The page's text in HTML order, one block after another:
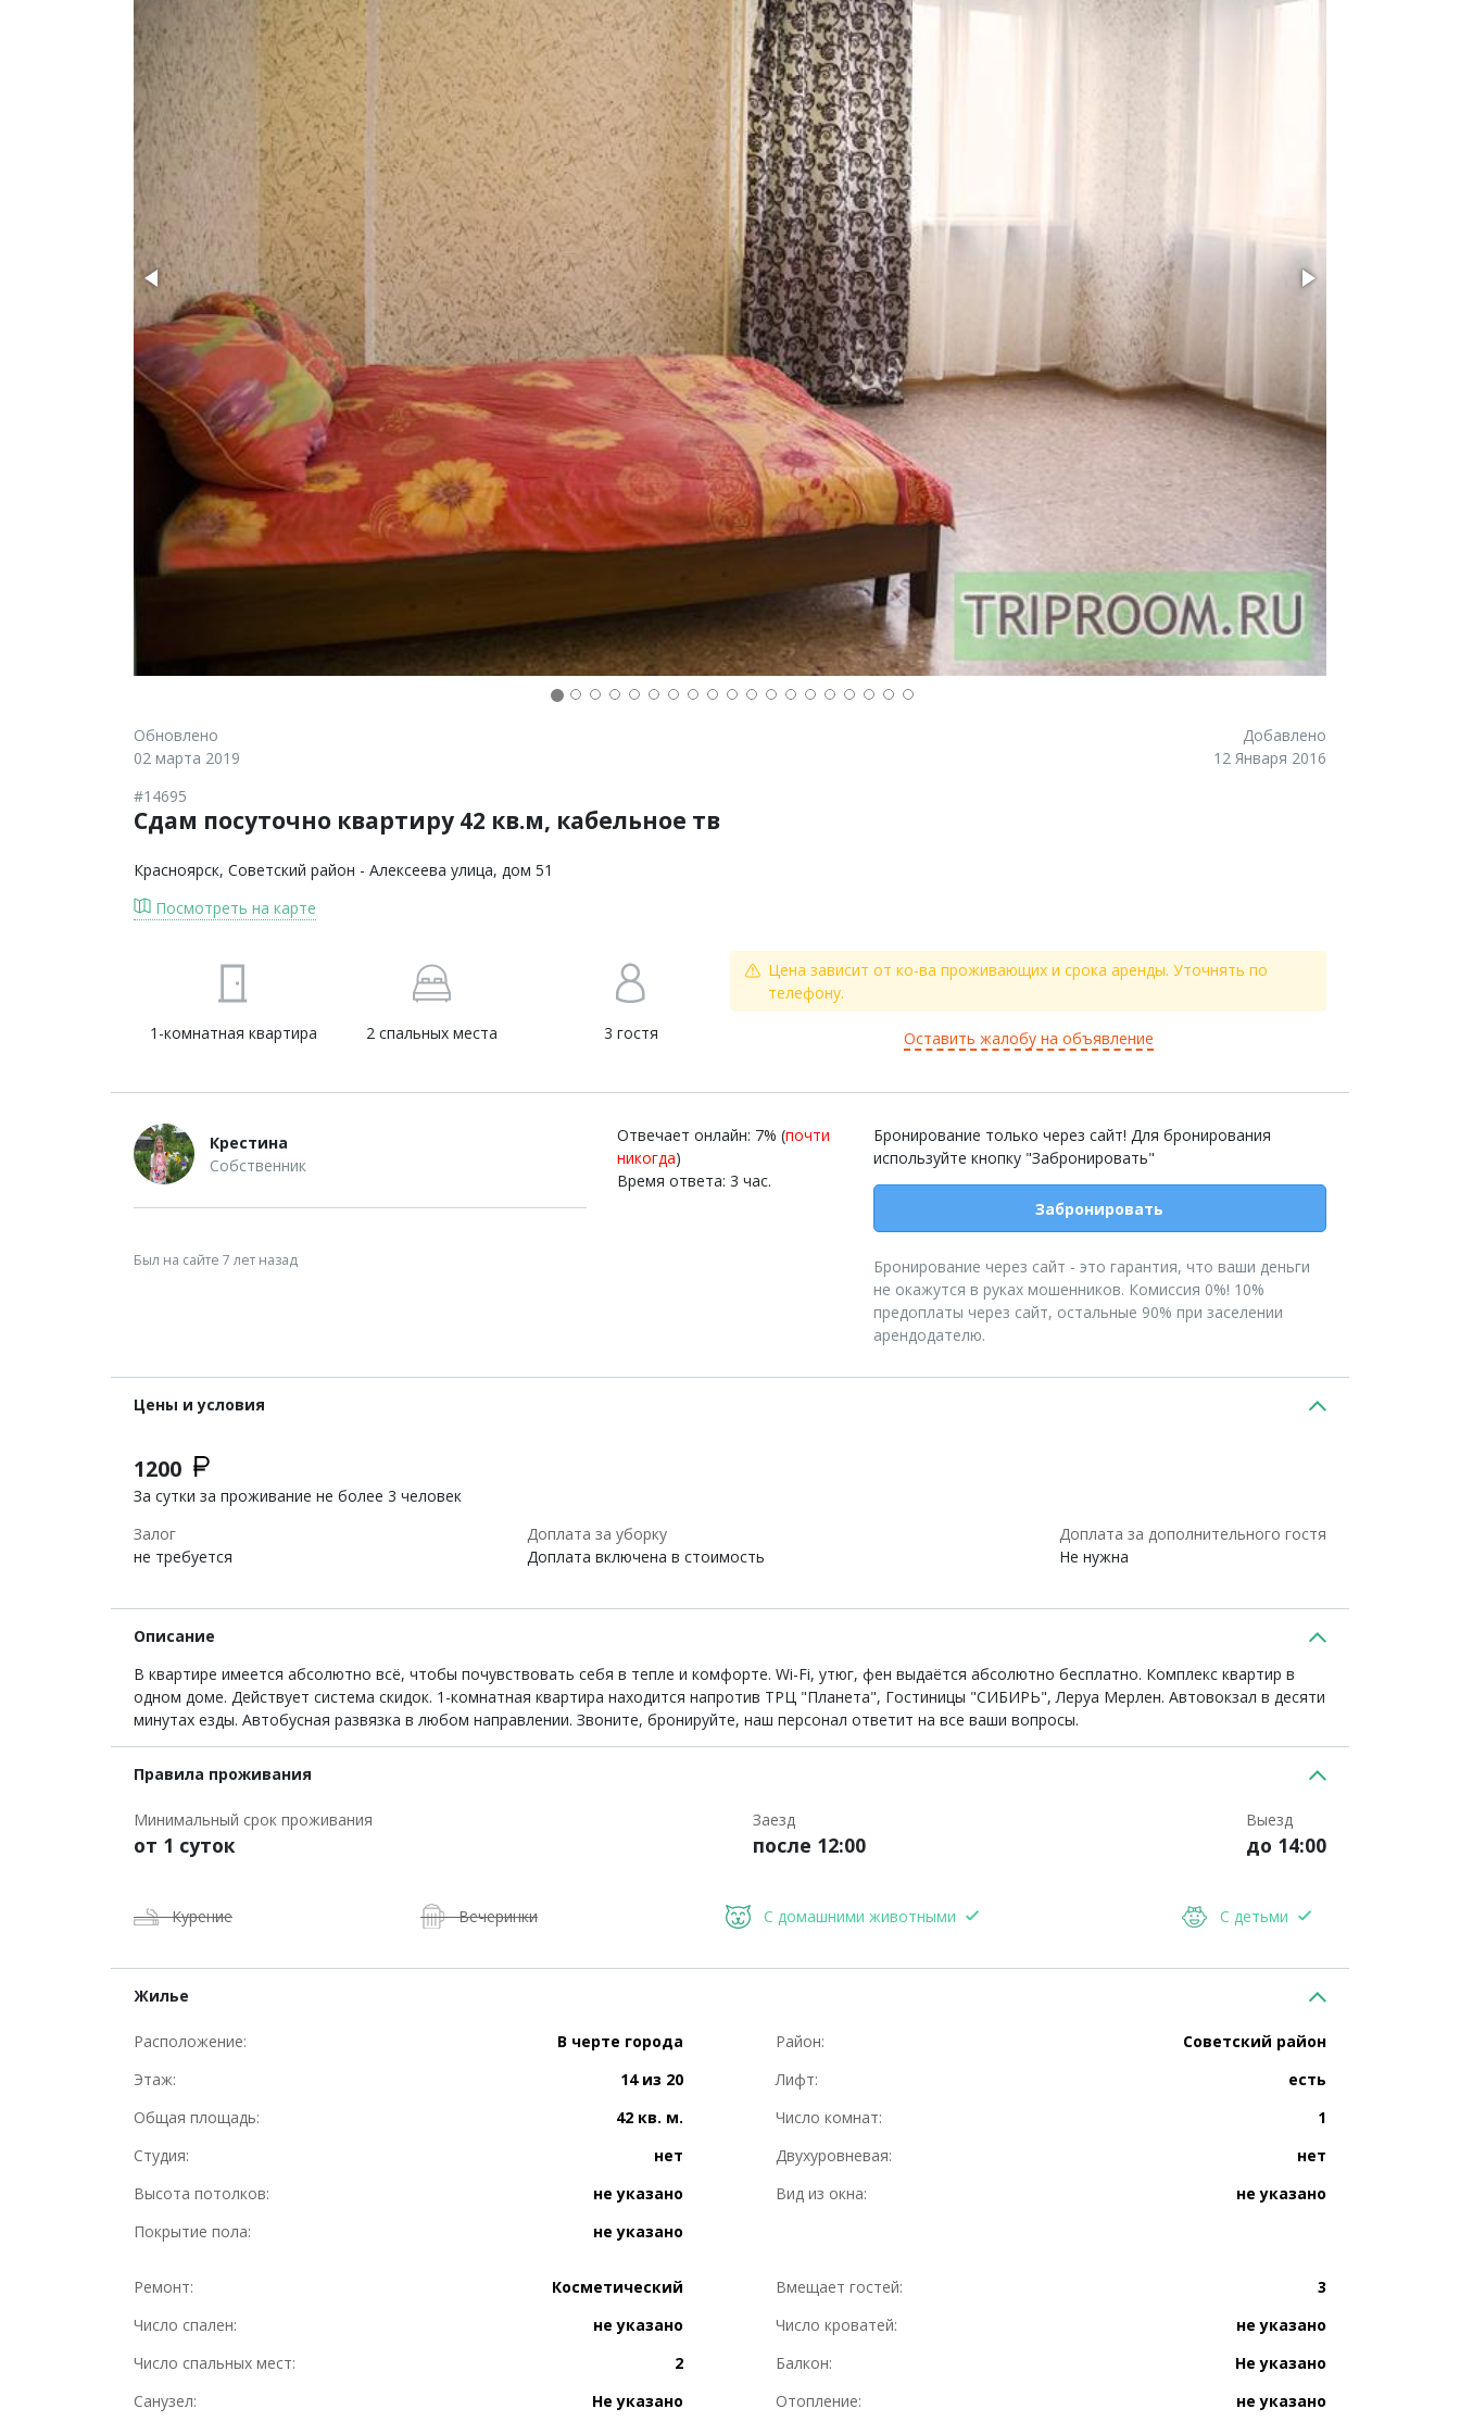
Обновлено
02 марта 2019
Добавлено
12 Января 2016
Сдам посуточно квартиру 42 кв.м, кабельное тв
#14695
Красноярск, Советский район - Алексеева улица, дом 51
Посмотреть на карте
1-комнатная квартира 2 спальных места 3 гостя
Цена зависит от ко-ва проживающих и срока аренды. Уточнять по
телефону.
Оставить жалобу на объявление
Крестина
Собственник
Был на сайте 7 лет назад
Отвечает онлайн: 7% (почти
никогда)
Время ответа: 3 час.
Бронирование только через сайт! Для бронирования
используйте кнопку "Забронировать"
Забронировать
Бронирование через сайт - это гарантия, что ваши деньги
не окажутся в руках мошенников. Комиссия 0%! 10%
предоплаты через сайт, остальные 90% при заселении
арендодателю.
Цены и условия
1200
За сутки за проживание не более 3 человек
Залог
не требуется
Доплата за уборку
Доплата включена в стоимость
Доплата за дополнительного гостя
Не нужна
Описание
В квартире имеется абсолютно всё, чтобы почувствовать себя в тепле и комфорте. Wi-Fi, утюг, фен выдаётся абсолютно бесплатно. Комплекс квартир в
одном доме. Действует система скидок. 1-комнатная квартира находится напротив ТРЦ "Планета", Гостиницы "СИБИРЬ", Леруа Мерлен. Автовокзал в десяти
минутах езды. Автобусная развязка в любом направлении. Звоните, бронируйте, наш персонал ответит на все ваши вопросы.
Правила проживания
Минимальный срок проживания
от 1 суток
Заезд
после 12:00
Выезд
до 14:00
Курение Вечеринки С домашними животными С детьми
Жилье
Расположение: В черте города Район:
Советский район
Этаж:
14 из 20 Лифт:
есть
Общая площадь:
42 кв. м. Число комнат:
1
Студия:
нет Двухуровневая:
нет
Высота потолков:
не указано Вид из окна:
не указано
Покрытие пола:
не указано
Ремонт: Косметический Вмещает гостей:
3
Число спален:
не указано Число кроватей:
не указано
Число спальных мест:
2 Балкон:
Не указано
Санузел:
Не указано Отопление: не указано